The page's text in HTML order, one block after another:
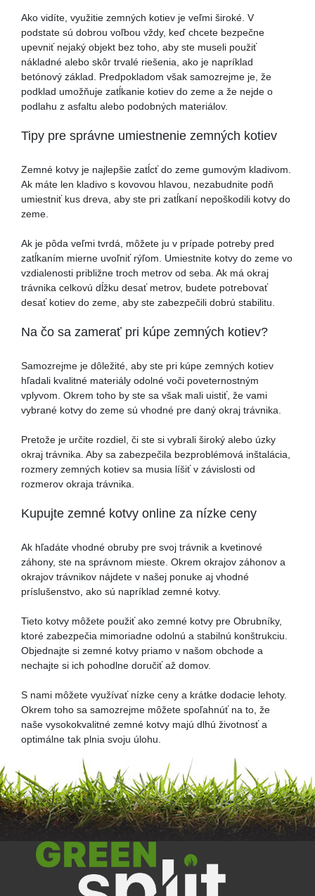
Ako vidíte, využitie zemných kotiev je veľmi široké. V
podstate sú dobrou voľbou vždy, keď chcete bezpečne
upevniť nejaký objekt bez toho, aby ste museli použiť
nákladné alebo skôr trvalé riešenia, ako je napríklad
betónový základ. Predpokladom však samozrejme je, že
podklad umožňuje zatĺkanie kotiev do zeme a že nejde o
podlahu z asfaltu alebo podobných materiálov.
Tipy pre správne umiestnenie zemných kotiev
Zemné kotvy je najlepšie zatĺcť do zeme gumovým kladivom.
Ak máte len kladivo s kovovou hlavou, nezabudnite podň
umiestniť kus dreva, aby ste pri zatĺkaní nepoškodili kotvy do
zeme.
Ak je pôda veľmi tvrdá, môžete ju v prípade potreby pred
zatĺkaním mierne uvoľniť rýľom. Umiestnite kotvy do zeme vo
vzdialenosti približne troch metrov od seba. Ak má okraj
trávnika celkovú dĺžku desať metrov, budete potrebovať
desať kotiev do zeme, aby ste zabezpečili dobrú stabilitu.
Na čo sa zamerať pri kúpe zemných kotiev?
Samozrejme je dôležité, aby ste pri kúpe zemných kotiev
hľadali kvalitné materiály odolné voči poveternostným
vplyvom. Okrem toho by ste sa však mali uistiť, že vami
vybrané kotvy do zeme sú vhodné pre daný okraj trávnika.
Pretože je určite rozdiel, či ste si vybrali široký alebo úzky
okraj trávnika. Aby sa zabezpečila bezproblémová inštalácia,
rozmery zemných kotiev sa musia líšiť v závislosti od
rozmerov okraja trávnika.
Kupujte zemné kotvy online za nízke ceny
Ak hľadáte vhodné obruby pre svoj trávnik a kvetinové
záhony, ste na správnom mieste. Okrem okrajov záhonov a
okrajov trávnikov nájdete v našej ponuke aj vhodné
príslušenstvo, ako sú napríklad zemné kotvy.
Tieto kotvy môžete použiť ako zemné kotvy pre Obrubníky,
ktoré zabezpečia mimoriadne odolnú a stabilnú konštrukciu.
Objednajte si zemné kotvy priamo v našom obchode a
nechajte si ich pohodlne doručiť až domov.
S nami môžete využívať nízke ceny a krátke dodacie lehoty.
Okrem toho sa samozrejme môžete spoľahnúť na to, že
naše vysokokvalitné zemné kotvy majú dlhú životnosť a
optimálne tak plnia svoju úlohu.